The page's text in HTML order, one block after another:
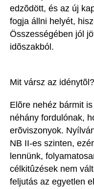
edzõdött, és az új
fogja állni helyét,
Összességében jól
idõszakból.
Mit vársz az idénytõl?
Elõre nehéz bármit
néhány fordulónak,
erõviszonyok.
NB II-es szinten,
lennünk,
célkitûzések nem
feljutás az egyetlen